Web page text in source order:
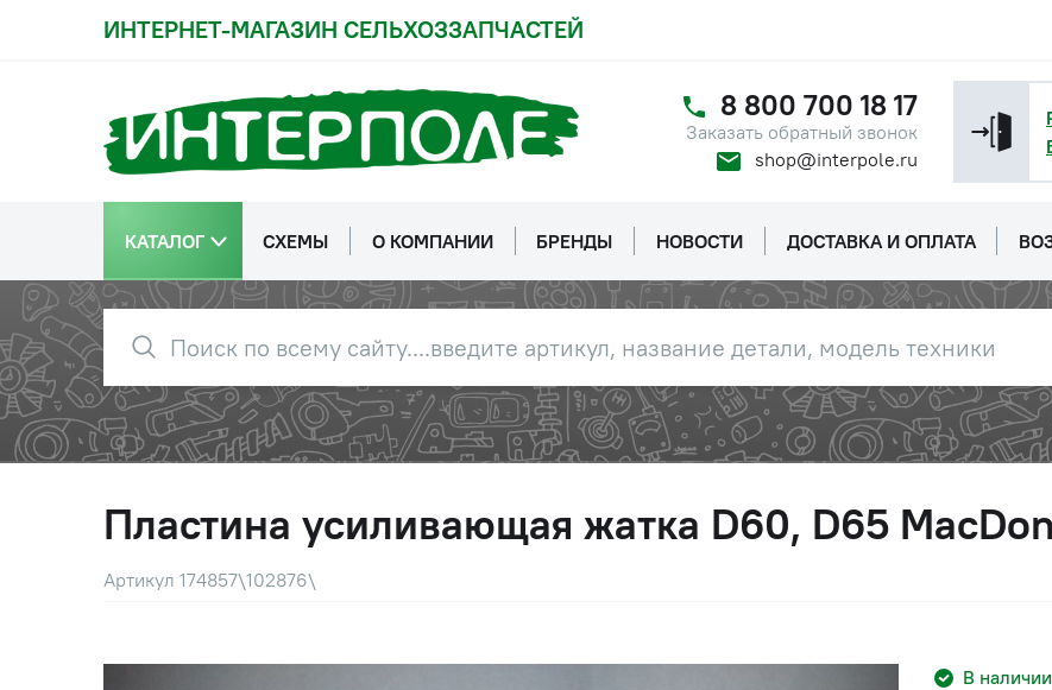
ИНТЕРНЕТ-МАГАЗИН СЕЛЬХОЗЗАПЧАСТЕЙ
8 800 700 18 17
Заказать обратный звонок
shop@interpole.ru
КАТАЛОГ СХЕМЫ О КОМПАНИИ БРЕНДЫ НОВОСТИ ДОСТАВКА И ОПЛАТА
Пластина усиливающая жатка D60, D65 MacDon
Артикул 174857\102876\
В наличии